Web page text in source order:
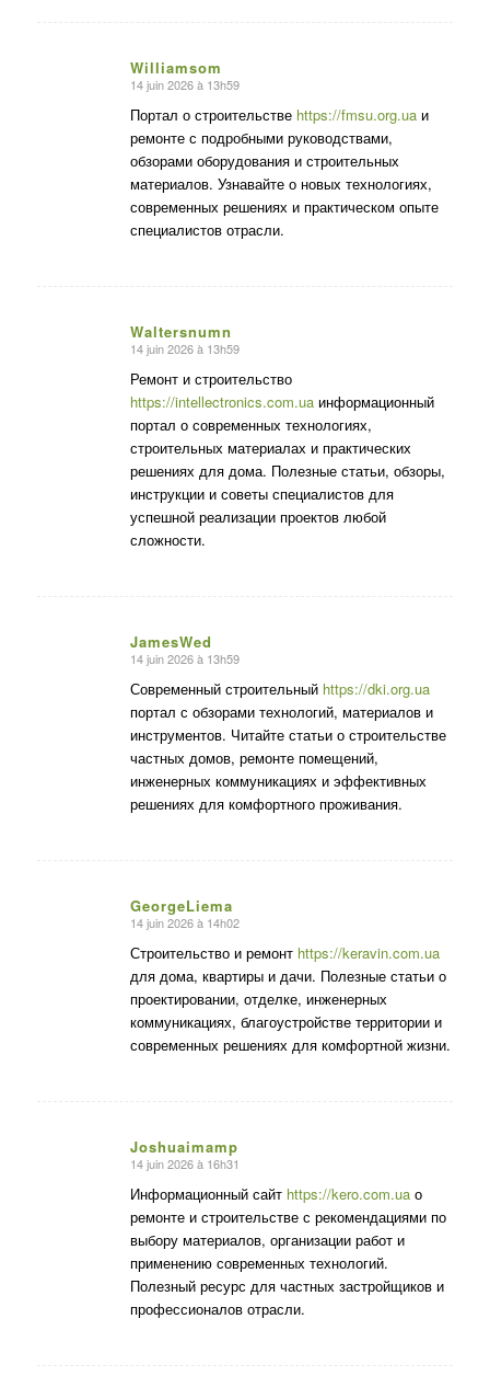
Williamsom
dit
14 juin 2026 à 13h59
Портал о строительстве https://fmsu.org.uaи
ремонте с подробными руководствами,
обзорами оборудования и строительных
материалов. Узнавайте о новых технологиях,
современных решениях и практическом опыте
специалистов отрасли.
Waltersnumn
dit
14 juin 2026 à 13h59
Ремонт и строительство
https://intellectronics.com.uaинформационный
портал о современных технологиях,
строительных материалах и практических
решениях для дома. Полезные статьи, обзоры,
инструкции и советы специалистов для
успешной реализации проектов любой
сложности.
JamesWed
dit
14 juin 2026 à 13h59
Современный строительный https://dki.org.ua
портал с обзорами технологий, материалов и
инструментов. Читайте статьи о строительстве
частных домов, ремонте помещений,
инженерных коммуникациях и эффективных
решениях для комфортного проживания.
GeorgeLiema
dit
14 juin 2026 à 14h02
Строительство и ремонт https://keravin.com.ua
для дома, квартиры и дачи. Полезные статьи о
проектировании, отделке, инженерных
коммуникациях, благоустройстве территории и
современных решениях для комфортной жизни.
Joshuaimamp
dit
14 juin 2026 à 16h31
Информационный сайт https://kero.com.uaо
ремонте и строительстве с рекомендациями по
выбору материалов, организации работ и
применению современных технологий.
Полезный ресурс для частных застройщиков и
профессионалов отрасли.